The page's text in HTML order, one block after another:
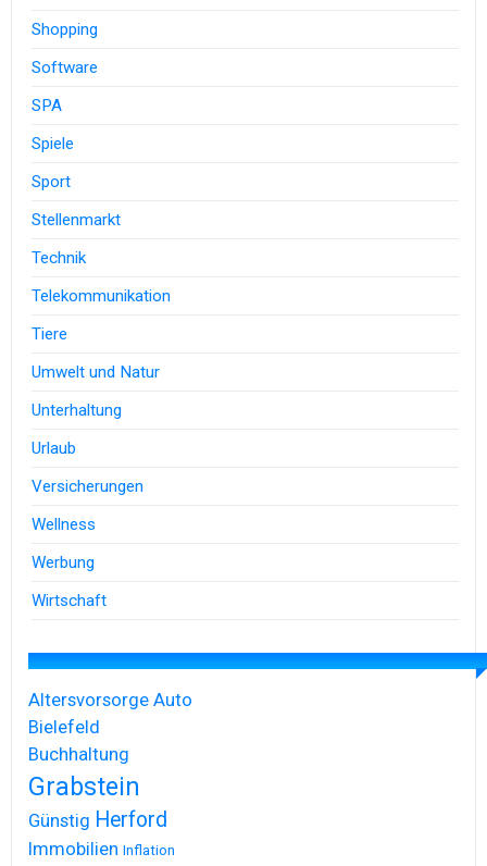
Shopping
Software
SPA
Spiele
Sport
Stellenmarkt
Technik
Telekommunikation
Tiere
Umwelt und Natur
Unterhaltung
Urlaub
Versicherungen
Wellness
Werbung
Wirtschaft
Altersvorsorge Auto
Bielefeld
Buchhaltung
Grabstein
Günstig Herford
Immobilien Inflation